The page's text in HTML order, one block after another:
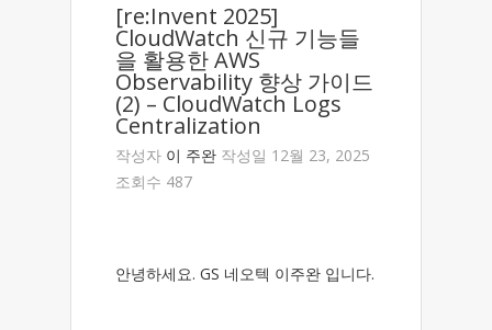
[re:Invent 2025]
CloudWatch 신규 기능들
을 활용한 AWS
Observability 향상 가이드
(2) – CloudWatch Logs
Centralization
작성자 이 주완 작성일 12월 23, 2025
조회수 487
안녕하세요. GS 네오텍 이주완 입니다.